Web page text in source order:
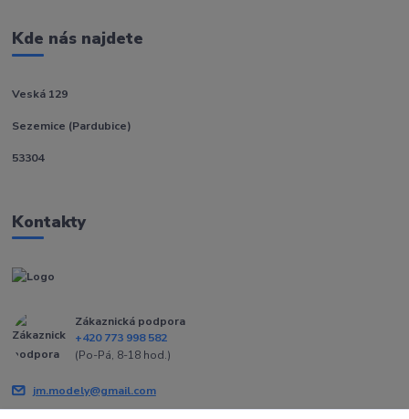
Kde nás najdete
Veská 129
Sezemice (Pardubice)
53304
Kontakty
Zákaznická podpora
+420 773 998 582
(Po-Pá, 8-18 hod.)
jm.modely@gmail.com